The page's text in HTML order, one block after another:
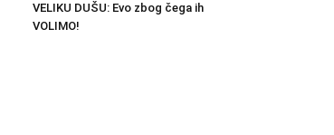
VELIKU DUŠU: Evo zbog čega ih
VOLIMO!